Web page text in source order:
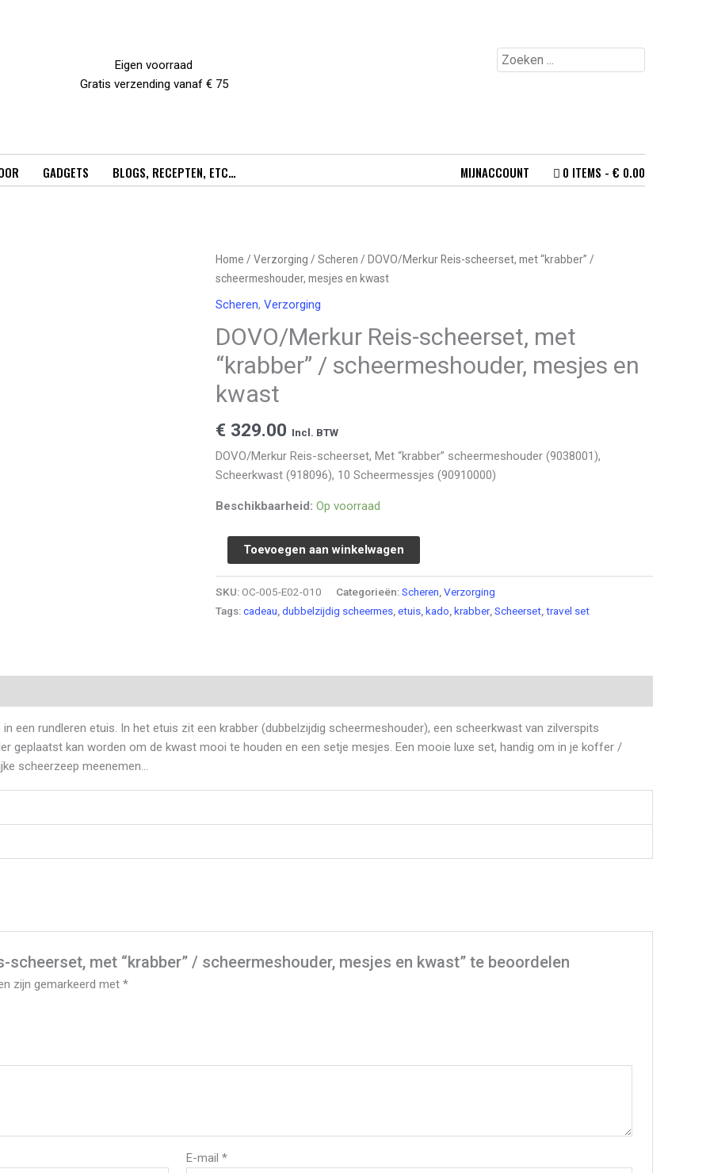
Eigen voorraad
Gratis verzending vanaf € 75
GADGETS BLOGS, RECEPTEN, ETC… MIJNACCOUNT 0 ITEMS € 0.00
Home / Verzorging / Scheren / DOVO/Merkur Reis-scheerset, met “krabber” /
scheermeshouder, mesjes en kwast
Scheren, Verzorging
DOVO/Merkur Reis-scheerset, met
“krabber” / scheermeshouder, mesjes en
kwast
€ 329.00 Incl. BTW
DOVO/Merkur Reis-scheerset, Met “krabber” scheermeshouder (9038001),
Scheerkwast (918096), 10 Scheermessjes (90910000)
Beschikbaarheid: Op voorraad
DOVO/Merkur
Reis-
"krabber"
mesjes
aantal
Toevoegen aan winkelwagen
SKU:OC-005-E02-010 Categorieën:Scheren Verzorging
Tags:cadeau dubbelzijdig scheermes etuis kado krabber, Scheerset travel set
een rundleren etuis. In het etuis zit een krabber (dubbelzijdig scheermeshouder), een scheerkwast van zilverspits
geplaatst kan worden om de kwast mooi te houden en een setje mesjes. Een mooie luxe set, handig om in je koffer /
scheerzeep meenemen…
scheerset, met “krabber” / scheermeshouder, mesjes en kwast” te beoordelen
zijn gemarkeerd met*
E-mail*